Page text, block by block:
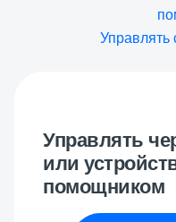
Управлять
или
помощником